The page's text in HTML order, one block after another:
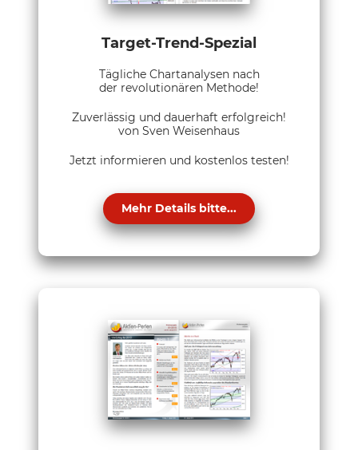
Target-Trend-Spezial
Tägliche Chartanalysen nach
der revolutionären Methode!
Zuverlässig und dauerhaft erfolgreich!
von Sven Weisenhaus
Jetzt informieren und kostenlos testen!
Mehr Details bitte...